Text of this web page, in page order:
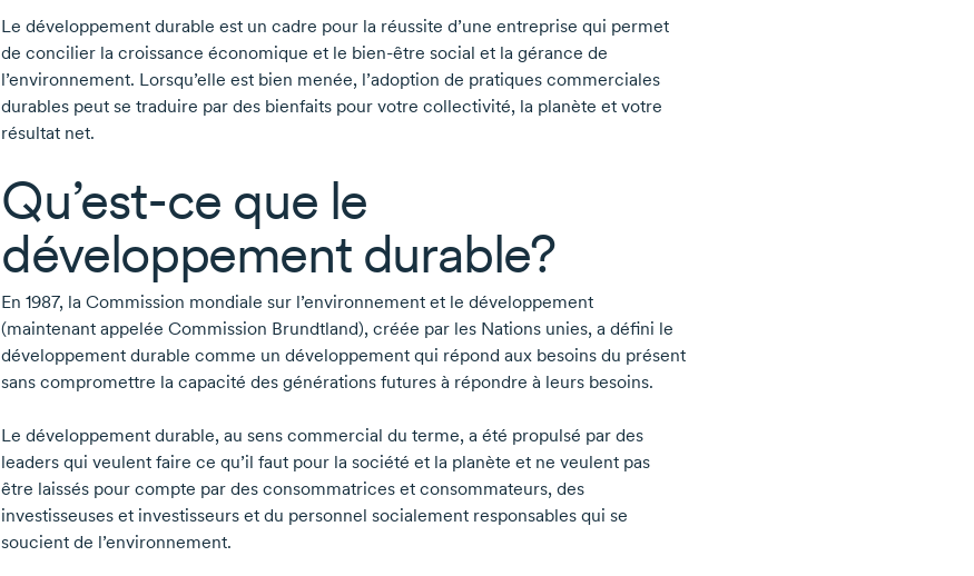
Le développement durable est un cadre pour la réussite d’une entreprise qui permet
de concilier la croissance économique et le bien-être social et la gérance de
l’environnement. Lorsqu’elle est bien menée, l’adoption de pratiques commerciales
durables peut se traduire par des bienfaits pour votre collectivité, la planète et votre
résultat net.
Qu’est-ce que le
développement durable?
En 1987, la Commission mondiale sur l’environnement et le développement
(maintenant appelée Commission Brundtland), créée par les Nations unies, a défini le
développement durable comme un développement qui répond aux besoins du présent
sans compromettre la capacité des générations futures à répondre à leurs besoins.
Le développement durable, au sens commercial du terme, a été propulsé par des
leaders qui veulent faire ce qu’il faut pour la société et la planète et ne veulent pas
être laissés pour compte par des consommatrices et consommateurs, des
investisseuses et investisseurs et du personnel socialement responsables qui se
soucient de l’environnement.